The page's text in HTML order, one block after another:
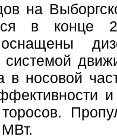
на
в конце
системой
в носовой
МВт.